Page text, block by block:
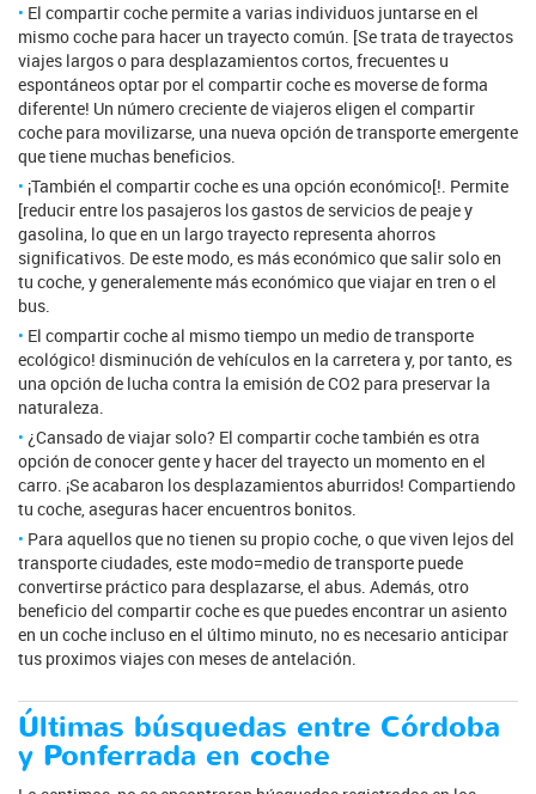
El compartir coche permite a varias individuos juntarse en el
mismo coche para hacer un trayecto común. [Se trata de trayectos
viajes largos o para desplazamientos cortos, frecuentes u
espontáneos optar por el compartir coche es moverse de forma
diferente! Un número creciente de viajeros eligen el compartir
coche para movilizarse, una nueva opción de transporte emergente
que tiene muchas beneficios.
¡También el compartir coche es una opción económico[!. Permite
[reducir entre los pasajeros los gastos de servicios de peaje y
gasolina, lo que en un largo trayecto representa ahorros
significativos. De este modo, es más económico que salir solo en
tu coche, y generalemente más económico que viajar en tren o el
bus.
El compartir coche al mismo tiempo un medio de transporte
ecológico! disminución de vehículos en la carretera y, por tanto, es
una opción de lucha contra la emisión de CO2 para preservar la
naturaleza.
¿Cansado de viajar solo? El compartir coche también es otra
opción de conocer gente y hacer del trayecto un momento en el
carro. ¡Se acabaron los desplazamientos aburridos! Compartiendo
tu coche, aseguras hacer encuentros bonitos.
Para aquellos que no tienen su propio coche, o que viven lejos del
transporte ciudades, este modo=medio de transporte puede
convertirse práctico para desplazarse, el abus. Además, otro
beneficio del compartir coche es que puedes encontrar un asiento
en un coche incluso en el último minuto, no es necesario anticipar
tus proximos viajes con meses de antelación.
Últimas búsquedas entre Córdoba
y Ponferrada en coche